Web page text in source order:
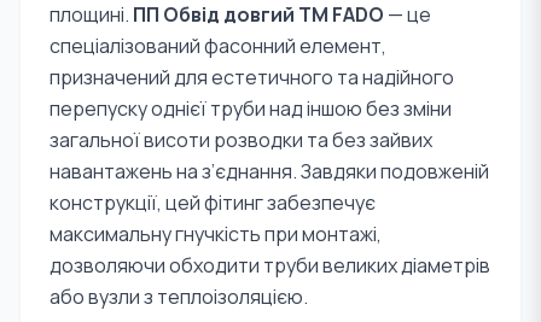
площині. ПП Обвід довгий TM FADO — це
спеціалізований фасонний елемент,
призначений для естетичного та надійного
перепуску однієї труби над іншою без зміни
загальної висоти розводки та без зайвих
навантажень на з’єднання. Завдяки подовженій
конструкції, цей фітинг забезпечує
максимальну гнучкість при монтажі,
дозволяючи обходити труби великих діаметрів
або вузли з теплоізоляцією.